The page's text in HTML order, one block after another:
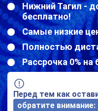
Нижний Тагил -
бесплатно!
Самые низкие
Полностью
Рассрочка 0% на
Перед тем как
обратите внимание: